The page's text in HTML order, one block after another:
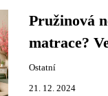
Pružinová
matrace?
Ostatní
21. 12. 2024